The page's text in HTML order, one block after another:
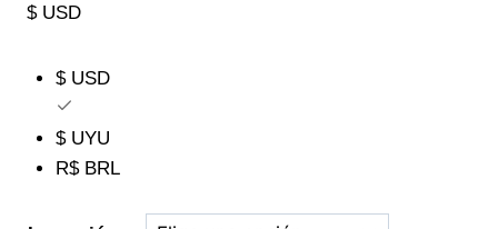
$ USD
$ USD
$ UYU
R$ BRL